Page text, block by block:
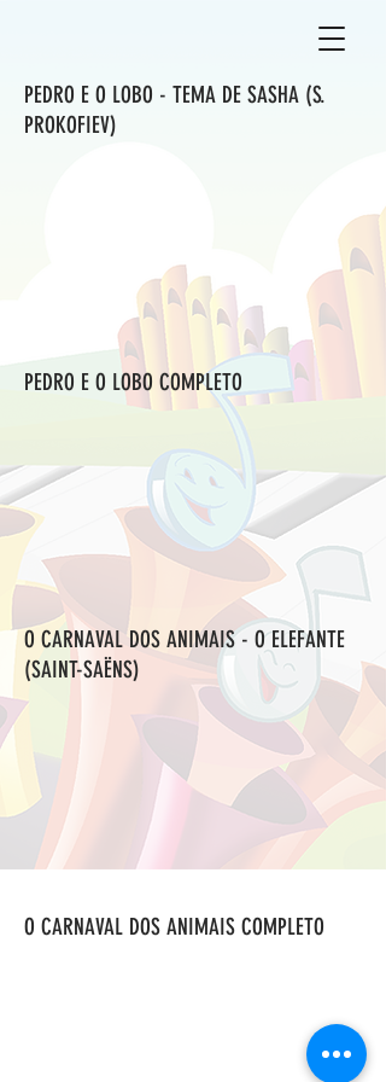
PEDRO E O LOBO - TEMA DE SASHA (S.
PROKOFIEV)
PEDRO E O LOBO COMPLETO
O CARNAVAL DOS ANIMAIS - O ELEFANTE
(SAINT-SAËNS)
O CARNAVAL DOS ANIMAIS COMPLETO